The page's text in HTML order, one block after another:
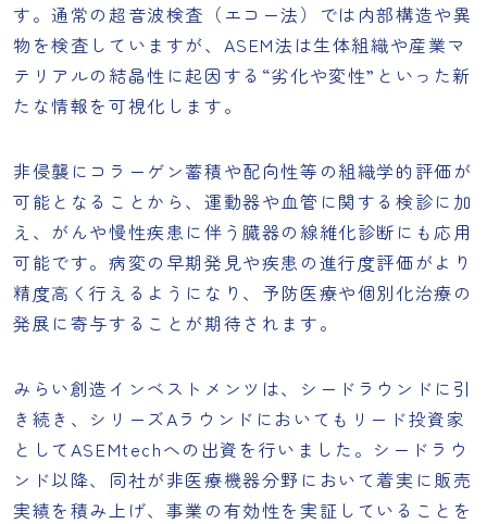
す。通常の超音波検査（エコー法）では内部構造や異
物を検査していますが、ASEM法は生体組織や産業マ
テリアルの結晶性に起因する“劣化や変性”といった新
たな情報を可視化します。
非侵襲にコラーゲン蓄積や配向性等の組織学的評価が
可能となることから、運動器や血管に関する検診に加
え、がんや慢性疾患に伴う臓器の線維化診断にも応用
可能です。病変の早期発見や疾患の進行度評価がより
精度高く行えるようになり、予防医療や個別化治療の
発展に寄与することが期待されます。
みらい創造インベストメンツは、シードラウンドに引
き続き、シリーズAラウンドにおいてもリード投資家
としてASEMtechへの出資を行いました。シードラウ
ンド以降、同社が非医療機器分野において着実に販売
実績を積み上げ、事業の有効性を実証していることを